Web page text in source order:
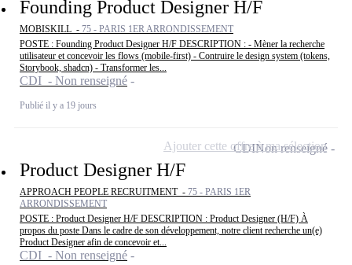
Founding Product Designer H/F
MOBISKILL - 75 - PARIS 1ER ARRONDISSEMENT
POSTE : Founding Product Designer H/F DESCRIPTION : - Mèner la recherche
utilisateur et concevoir les flows (mobile-first) - Contruire le design system (tokens,
Storybook, shadcn) - Transformer les...
CDI - Non renseigné
Publié il y a 19 jours
Product Designer H/F
APPROACH PEOPLE RECRUITMENT - 75 - PARIS 1ER
ARRONDISSEMENT
POSTE : Product Designer H/F DESCRIPTION : Product Designer (H/F) À
propos du poste Dans le cadre de son développement, notre client recherche un(e)
Product Designer afin de concevoir et...
CDI - Non renseigné
CDINon renseigné
Ajouter cette offre à ma sélection